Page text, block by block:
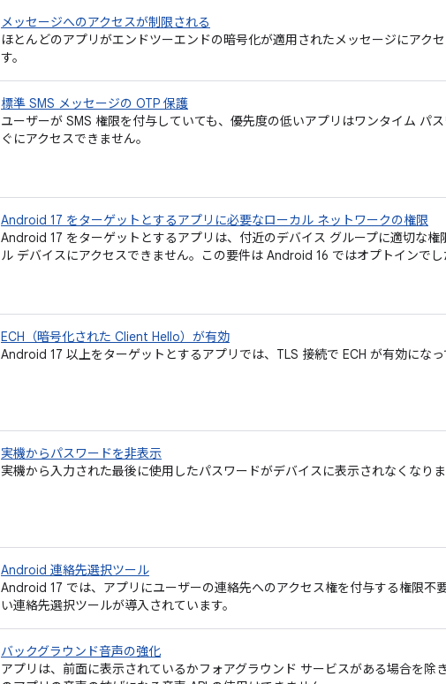
メッセージへのアクセスが制限される
ほとんどのアプリがエンドツーエンドの暗号化が適用されたメッセージにアク
す。
標準 SMS メッセージの OTP 保護
ユーザーが SMS 権限を付与していても、優先度の低いアプリはワンタイム パ
ぐにアクセスできません。
Android 17 をターゲットとするアプリに必要なローカル ネットワークの権限
Android 17 をターゲットとするアプリは、付近のデバイス グループに適切な権
ル デバイスにアクセスできません。この要件は Android 16 ではオプトインでし
ECH（暗号化された Client Hello）が有効
Android 17 以上をターゲットとするアプリでは、TLS 接続で ECH が有効になっ
実機からパスワードを非表示
実機から入力された最後に使用したパスワードがデバイスに表示されなくなりま
Android 連絡先選択ツール
Android 17 では、アプリにユーザーの連絡先へのアクセス権を付与する権限不
い連絡先選択ツールが導入されています。
バックグラウンド音声の強化
アプリは、前面に表示されているかフォアグラウンド サービスがある場合を除